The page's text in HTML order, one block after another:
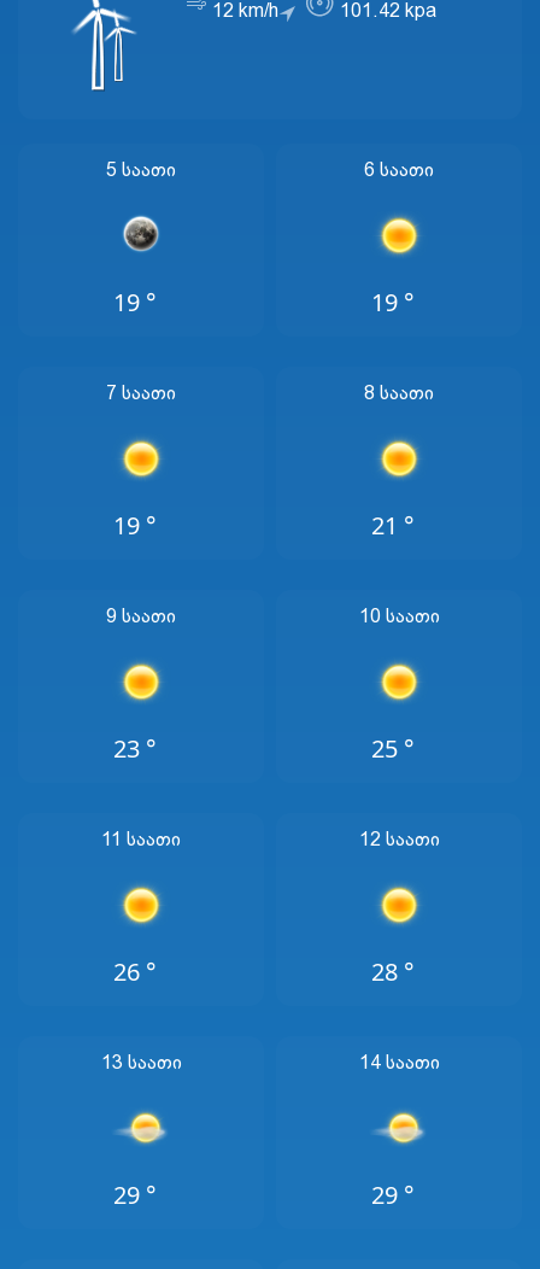
12 km/h 101.42 kpa
5 Საათი
19 °
6 Საათი
19 °
7 Საათი
19 °
8 Საათი
21 °
9 Საათი
23 °
10 Საათი
25 °
11 Საათი
26 °
12 Საათი
28 °
13 Საათი
29 °
14 Საათი
29 °